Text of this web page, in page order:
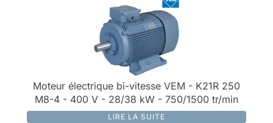
Moteur électrique bi-vitesse VEM - K21R 250
M8-4 - 400 V - 28/38 kW - 750/1500 tr/min
LIRE LA SUITE